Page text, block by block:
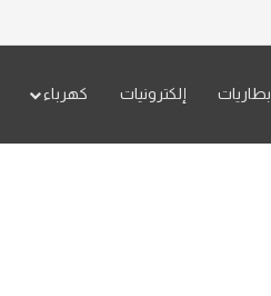
بطاريات إلكترونيات كهرباء